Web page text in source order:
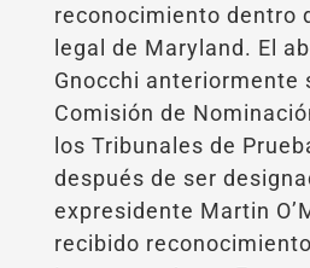
reconocimiento dentro
legal de Maryland. El
Gnocchi anteriormente
Comisión de
los Tribunales de
después de ser
expresidente Martin
recibido